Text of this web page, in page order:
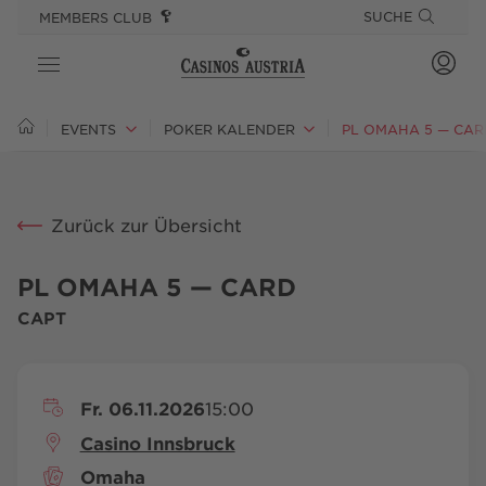
SPRUNGMARKEN
SPRINGE DIREKT ZU:
MEMBERS CLUB SUCHE
CASINOS
ANGEBOTE
GOURMET & STAY
EVENTS
EVENTS POKER KALENDER PL OMAHA 5 —
Zurück zur Übersicht
PL OMAHA 5 — CARD
CAPT
Fr. 06.11.202615:00
Casino Innsbruck
Omaha